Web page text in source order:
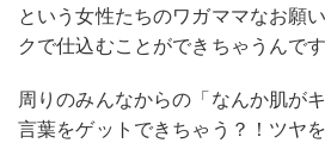
という女性たちのワガママなお願
クで仕込むことができちゃうんで
周りのみんなからの「なんか肌が
言葉をゲットできちゃう？！ツヤ